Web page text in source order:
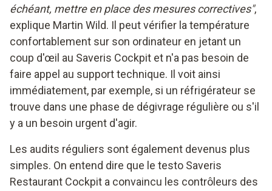
échéant, mettre en place des mesures correctives",
explique Martin Wild. Il peut vérifier la température
confortablement sur son ordinateur en jetant un
coup d'œil au Saveris Cockpit et n'a pas besoin de
faire appel au support technique. Il voit ainsi
immédiatement, par exemple, si un réfrigérateur se
trouve dans une phase de dégivrage régulière ou s'il
y a un besoin urgent d'agir.
Les audits réguliers sont également devenus plus
simples. On entend dire que le testo Saveris
Restaurant Cockpit a convaincu les contrôleurs des